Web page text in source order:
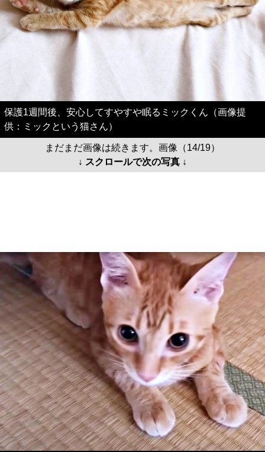
保護1週間後、安心してすやすや眠るミックくん（画像提
供：ミックという猫さん）
まだまだ画像は続きます。画像（14/19）
↓ スクロールで次の写真 ↓